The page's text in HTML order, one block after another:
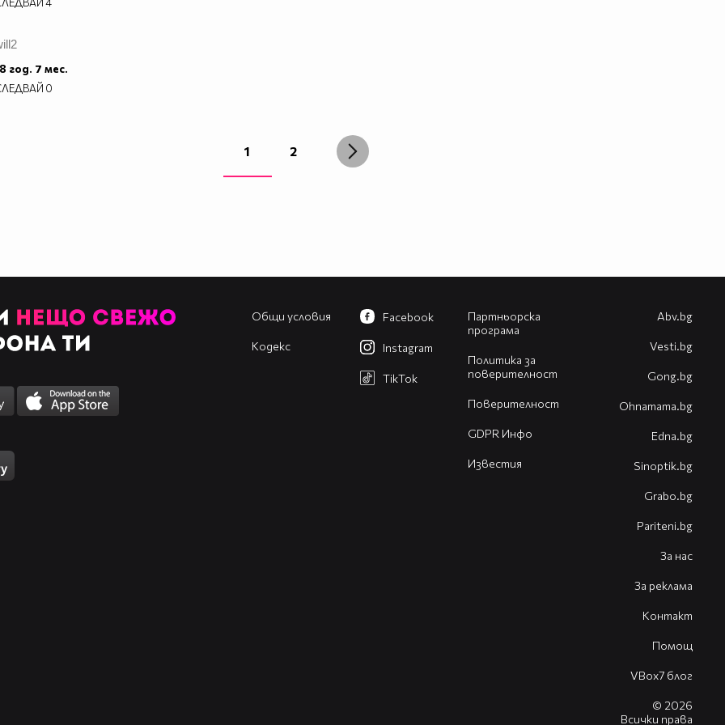
год. 7 мес.
0
1 2
Общи условия
Кодекс
Партньорска
програма
Политика за
поверителност
Поверителност
GDPR Инфо
Известия
Facebook
Instagram
TikTok
Abv.bg
Vesti.bg
Gong.bg
Оhnamama.bg
Edna.bg
Sinoptik.bg
Grabo.bg
Pariteni.bg
За нас
За реклама
Контакт
Помощ
VBox7 блог
© 2026
Всички права